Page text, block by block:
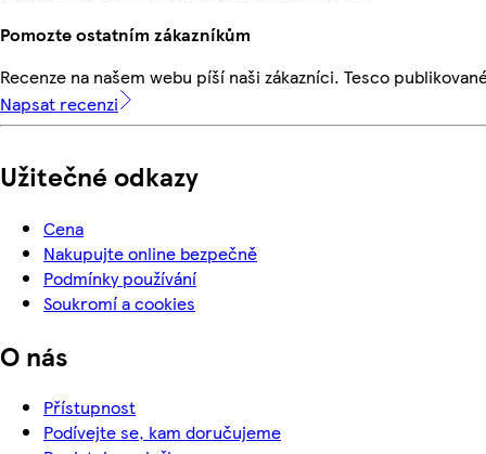
Pomozte ostatním zákazníkům
Recenze na našem webu píší naši zákazníci. Tesco
Napsat recenzi
Užitečné odkazy
Cena
Nakupujte online bezpečně
Podmínky používání
Soukromí a cookies
O nás
Přístupnost
Podívejte se, kam doručujeme